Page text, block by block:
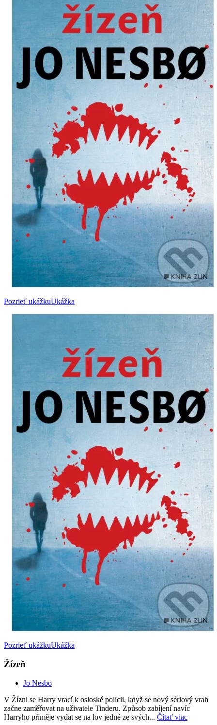
Pozrieť ukážkuUkážka
Pozrieť ukážkuUkážka
Žízeň
Jo Nesbo
V Žízni se Harry vrací k osloské policii, když se nový sériový vrah
začne zaměřovat na uživatele Tinderu. Způsob zabíjení navíc
Harryho přiměje vydat se na lov jedné ze svých... Čítať viac